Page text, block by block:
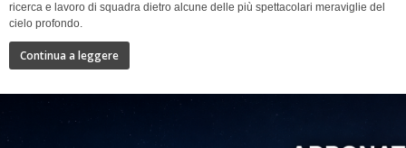
ricerca e lavoro di squadra dietro alcune delle più spettacolari meraviglie del
cielo profondo.
Continua a leggere